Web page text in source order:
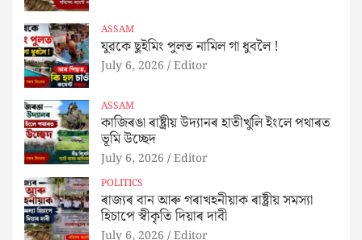
ASSAM
যুৱকে ছুইমিং পুলত নামিল গা ধুবলৈ !
July 6, 2026 Editor
ASSAM
কাজিৰঙা ৰাষ্ট্ৰীয় উদ্যানৰ হাতীখুলি ইংলে পথাৰত
ভূমি উচ্ছেদ
July 6, 2026 Editor
POLITICS
ৰাজ্যৰ বান আৰু গৰাখহনীয়াক ৰাষ্ট্ৰীয় সমস্যা
হিচাপে স্বীকৃতি দিয়াৰ দাবী
July 6, 2026 Editor